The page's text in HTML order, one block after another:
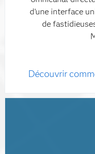
d'une interface
de
Découvrir